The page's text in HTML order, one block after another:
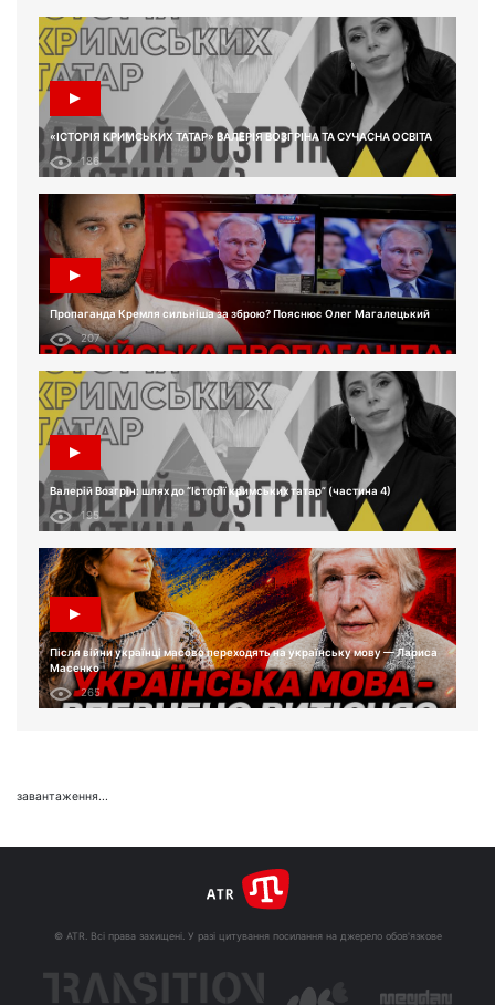
«ІСТОРІЯ КРИМСЬКИХ ТАТАР» ВАЛЕРІЯ ВОЗГРІНА ТА СУЧАСНА ОСВІТА
186
Пропаганда Кремля сильніша за зброю? Пояснює Олег Магалецький
207
Валерій Возгрін: шлях до “Історії кримських татар” (частина 4)
195
Після війни українці масово переходять на українську мову — Лариса
Масенко
265
завантаження...
© ATR. Всі права захищені. У разі цитування посилання на джерело обов'язкове